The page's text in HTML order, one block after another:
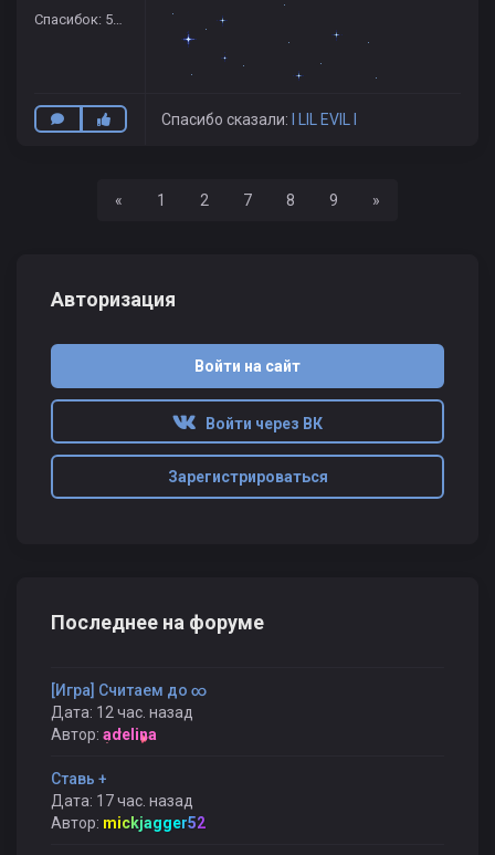
Спасибок: 5772
Спасибо сказали: I LIL EVIL I
« Назад1 2 7 8 9 »
Авторизация
Войти на сайт
Войти через ВК
Зарегистрироваться
Последнее на форуме
[Игра] Считаем до ∞
Дата: 12 час. назад
Автор: adelina
Ставь +
Дата: 17 час. назад
Автор: mickjagger52